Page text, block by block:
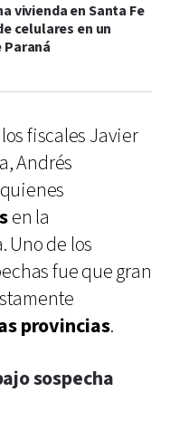
vivienda en Santa Fe
celulares en un
Paraná
fiscales Javier
Andrés
en la
Uno de los
fue que gran
provincias.
sospecha